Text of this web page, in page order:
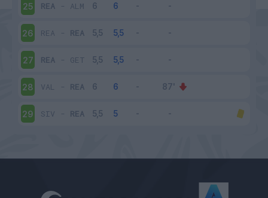
25 REA - ALM
26 REA - REA
27 REA - GET
28 VAL - REA
29 SIV - REA